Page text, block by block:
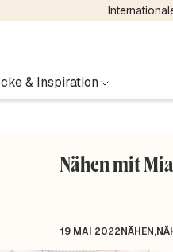
& Inspiration
Nähen mit
19 MAI 2022NÄHEN,